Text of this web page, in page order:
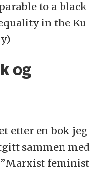
to a black
in the Ku
og
etter en bok jeg
sammen med
”Marxist feminist